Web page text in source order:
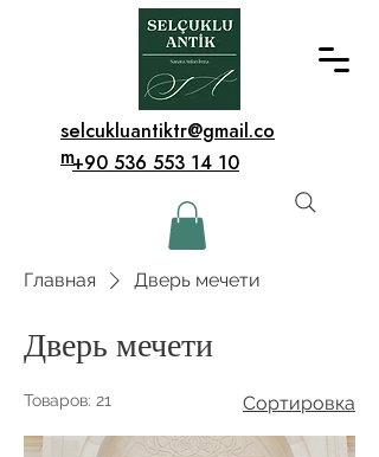
+90 536 553 14 10
selcukluantiktr@gmail.co
m
Главная Дверь мечети
Дверь мечети
Товаров: 21 Сортировка